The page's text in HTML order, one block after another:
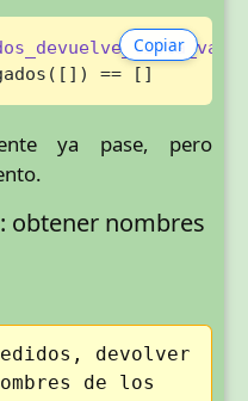
Copiar
== []
ya pase, pero
obtener nombres
devolver
de los